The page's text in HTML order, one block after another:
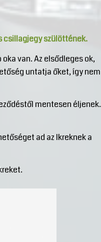
csillagjegy szülöttének.
van. Az elsődleges ok,
untatja őket, így nem
mentesen éljenek.
ad az Ikreknek a